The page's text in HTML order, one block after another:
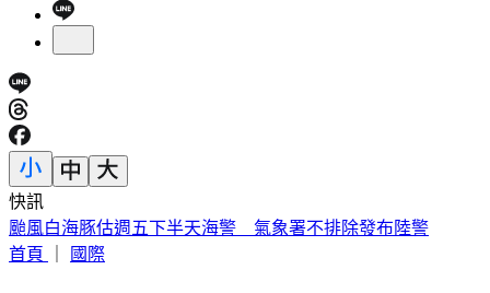
快訊
颱風白海豚估週五下半天海警 氣象署不排除發布陸警
首頁
國際